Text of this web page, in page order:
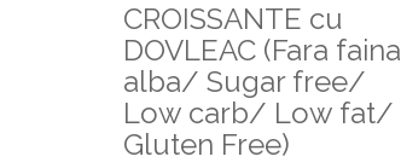
CROISSANTE cu
DOVLEAC (Fara faina
alba/ Sugar free/
Low carb/ Low fat/
Gluten Free)